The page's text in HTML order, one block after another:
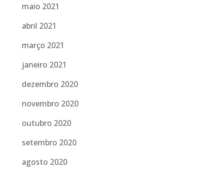
maio 2021
abril 2021
março 2021
janeiro 2021
dezembro 2020
novembro 2020
outubro 2020
setembro 2020
agosto 2020